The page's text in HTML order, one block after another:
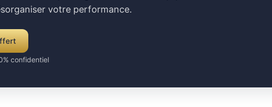
votre performance.
confidentiel